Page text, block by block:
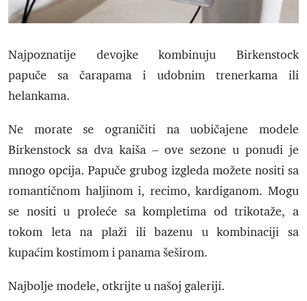
Najpoznatije devojke kombinuju Birkenstock
papuče sa čarapama i udobnim trenerkama ili
helankama.
Ne morate se ograničiti na uobičajene modele
Birkenstock sa dva kaiša – ove sezone u ponudi je
mnogo opcija. Papuče grubog izgleda možete nositi sa
romantičnom haljinom i, recimo, kardiganom. Mogu
se nositi u proleće sa kompletima od trikotaže, a
tokom leta na plaži ili bazenu u kombinaciji sa
kupaćim kostimom i panama šeširom.
Najbolje modele, otkrijte u našoj galeriji.